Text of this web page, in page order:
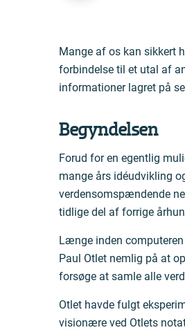
Mange af os kan sikkert
forbindelse til et utal af
informationer lagret på
Begyndelsen
Forud for en egentlig
mange års idéudvikling
verdensomspændende
tidlige del af forrige
Længe inden
Paul Otlet nemlig på at
forsøge at samle alle
Otlet havde fulgt
visionære ved Otlets